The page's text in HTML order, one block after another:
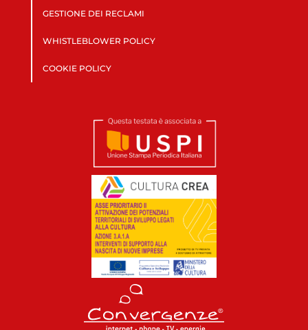
GESTIONE DEI RECLAMI
WHISTLEBLOWER POLICY
COOKIE POLICY